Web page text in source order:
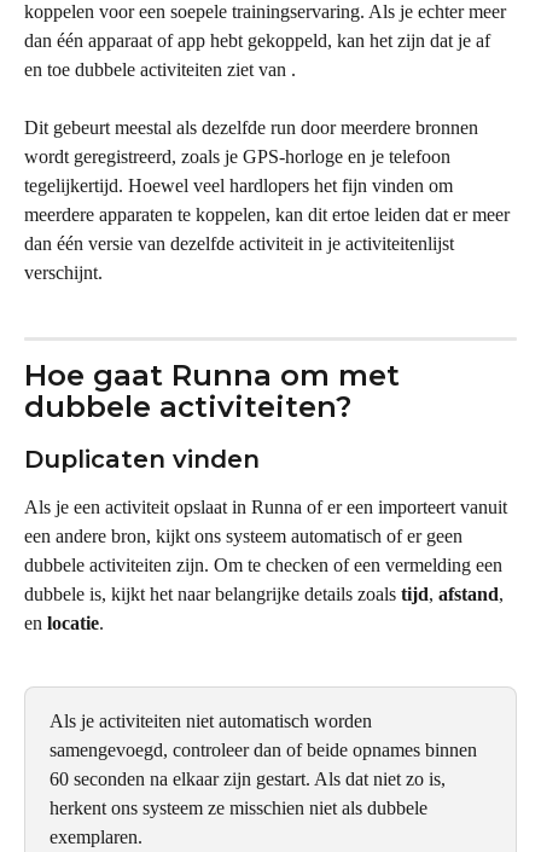
koppelen voor een soepele trainingservaring. Als je echter meer
dan één apparaat of app hebt gekoppeld, kan het zijn dat je af
en toe dubbele activiteiten ziet van .
Dit gebeurt meestal als dezelfde run door meerdere bronnen
wordt geregistreerd, zoals je GPS-horloge en je telefoon
tegelijkertijd. Hoewel veel hardlopers het fijn vinden om
meerdere apparaten te koppelen, kan dit ertoe leiden dat er meer
dan één versie van dezelfde activiteit in je activiteitenlijst
verschijnt.
Hoe gaat Runna om met
dubbele activiteiten?
Duplicaten vinden
Als je een activiteit opslaat in Runna of er een importeert vanuit
een andere bron, kijkt ons systeem automatisch of er geen
dubbele activiteiten zijn. Om te checken of een vermelding een
dubbele is, kijkt het naar belangrijke details zoals tijd, afstand,
en locatie.
Als je activiteiten niet automatisch worden
samengevoegd, controleer dan of beide opnames binnen
60 seconden na elkaar zijn gestart. Als dat niet zo is,
herkent ons systeem ze misschien niet als dubbele
exemplaren.